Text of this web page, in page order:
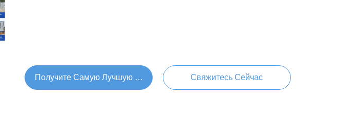
Получите Самую Лучшую Цену Свяжитесь Сейчас